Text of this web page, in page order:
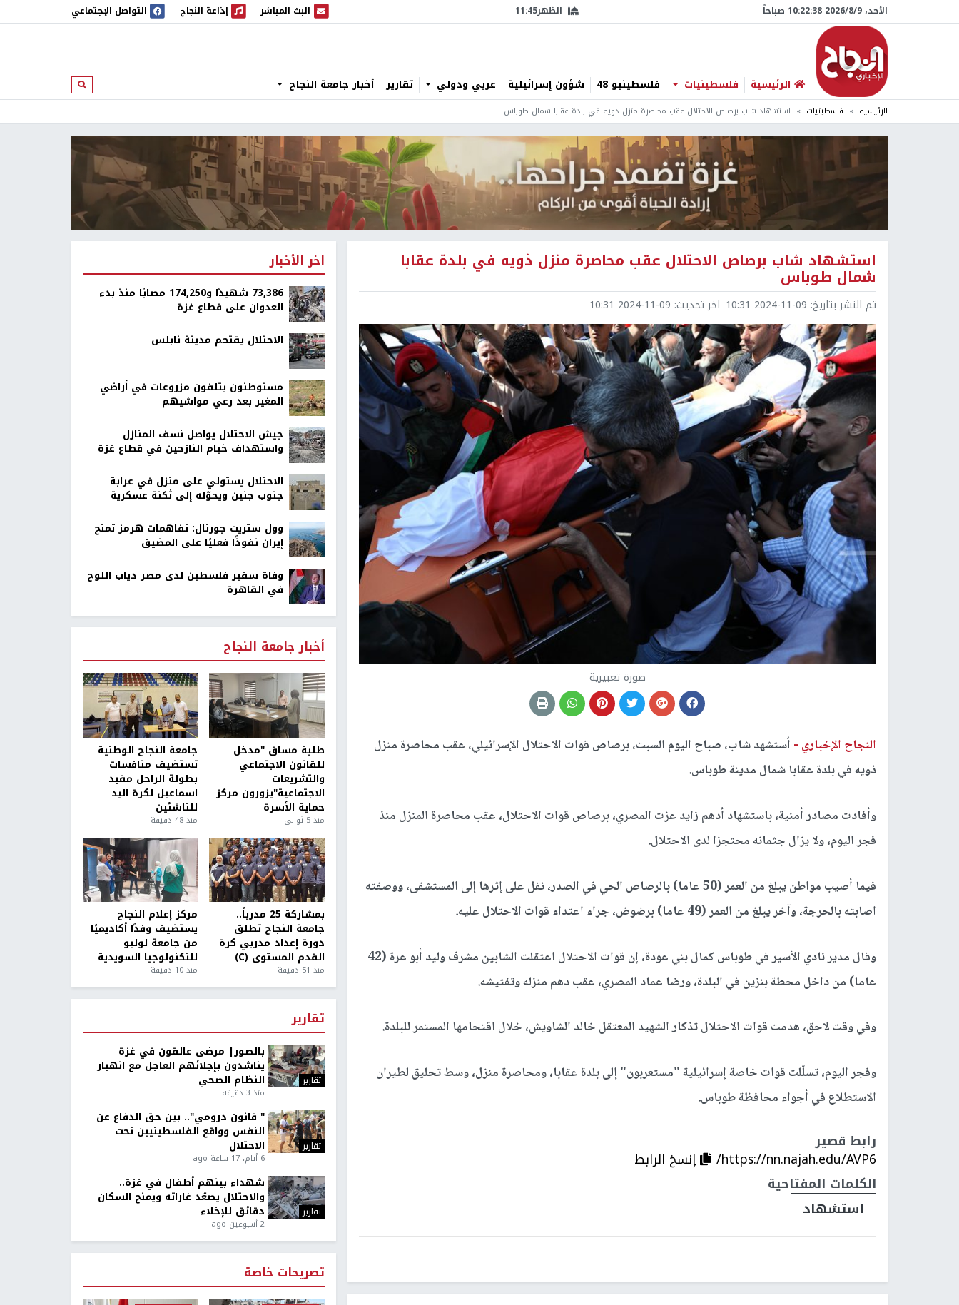
الأحد، 9/‏8/‏2026 10:22:39 صباحاً الظهر11:45 البث المباشر
البث المباشر إذاعة النجاح
إذاعة النجاح التواصل الإجتماعي
الرئيسية فلسطينيات فلسطينيو 48 شؤون إسرائيلية عربي ودولي تقارير أخبار جامعة النجاح ابحث
الرئيسية فلسطينيات استشهاد شاب برصاص الاحتلال عقب محاصرة منزل ذويه في بلدة عقابا شمال طوباس
استشهاد شاب برصاص الاحتلال عقب محاصرة منزل ذويه في بلدة عقابا
شمال طوباس
تم النشر بتاريخ: 2024-11-09 10:31 اخر تحديث: 2024-11-09 10:31
صورة تعبيرية
النجاح الإخباري - اُستشهد شاب، صباح اليوم السبت، برصاص قوات الاحتلال الإسرائيلي، عقب محاصرة منزل
ذويه في بلدة عقابا شمال مدينة طوباس.
وأفادت مصادر أمنية، باستشهاد أدهم زايد عزت المصري، برصاص قوات الاحتلال، عقب محاصرة المنزل منذ
فجر اليوم، ولا يزال جثمانه محتجزا لدى الاحتلال.
فيما أصيب مواطن يبلغ من العمر (50 عاما) بالرصاص الحي في الصدر، نقل على إثرها إلى المستشفى، ووصفته
اصابته بالحرجة، وآخر يبلغ من العمر (49 عاما) برضوض، جراء اعتداء قوات الاحتلال عليه.
وقال مدير نادي الأسير في طوباس كمال بني عودة، إن قوات الاحتلال اعتقلت الشابين مشرف وليد أبو عرة (42
عاما) من داخل محطة بنزين في البلدة، ورضا عماد المصري، عقب دهم منزله وتفتيشه.
وفي وقت لاحق، هدمت قوات الاحتلال تذكار الشهيد المعتقل خالد الشاويش، خلال اقتحامها المستمر للبلدة.
وفجر اليوم، تسلّلت قوات خاصة إسرائيلية "مستعربون" إلى بلدة عقابا، ومحاصرة منزل، وسط تحليق لطيران
الاستطلاع في أجواء محافظة طوباس.
رابط قصير
https://nn.najah.edu/AVP6/
إنسخ الرابط
الكلمات المفتاحية
استشهاد
اخر الأخبار
73,386 شهيدًا و174,250 مصابًا منذ بدء
العدوان على قطاع غزة
الاحتلال يقتحم مدينة نابلس
مستوطنون يتلفون مزروعات في أراضي
المغير بعد رعي مواشيهم
جيش الاحتلال يواصل نسف المنازل
واستهداف خيام النازحين في قطاع غزة
الاحتلال يستولي على منزل في عرابة
جنوب جنين ويحوّله إلى ثكنة عسكرية
وول ستريت جورنال: تفاهمات هرمز تمنح
إيران نفوذًا فعليًا على المضيق
وفاة سفير فلسطين لدى مصر دياب اللوح
في القاهرة
أخبار جامعة النجاح
طلبة مساق "مدخل
للقانون الاجتماعي
والتشريعات
الاجتماعية"يزورون مركز
حماية الأسرة
منذ 5 ثواني
جامعة النجاح الوطنية
تستضيف منافسات
بطولة الراحل مفيد
اسماعيل لكرة اليد
للناشئين
منذ 48 دقيقة
بمشاركة 25 مدرباً..
جامعة النجاح تطلق
دورة إعداد مدربي كرة
القدم المستوى (C)
منذ 51 دقيقة
مركز إعلام النجاح
يستضيف وفدًا أكاديميًا
من جامعة لوليو
للتكنولوجيا السويدية
منذ 10 دقيقة
تقارير
تقارير
بالصور| مرضى عالقون في غزة
يناشدون بإجلائهم العاجل مع انهيار
النظام الصحي
منذ 3 دقيقة
تقارير
" قانون درومي".. بين حق الدفاع عن
النفس وواقع الفلسطينيين تحت
الاحتلال
6 أيام، 17 ساعة ago
تقارير
شهداء بينهم أطفال في غزة..
والاحتلال يصعّد غاراته ويمنح السكان
دقائق للإخلاء
2 أسبوعين ago
تصريحات خاصة